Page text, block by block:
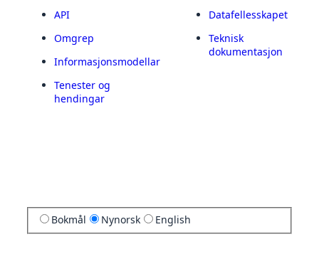
API
Omgrep
Informasjonsmodellar
Tenester og
hendingar
Datafellesskapet
Teknisk
dokumentasjon
Bokmål Nynorsk English